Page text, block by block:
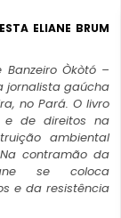
ELIANE BRUM
Òkòtó –
jornalista gaúcha
no Pará. O livro
e de direitos na
ambiental
contramão da
se coloca
e da resistência